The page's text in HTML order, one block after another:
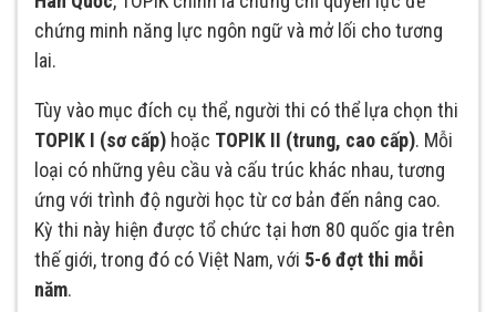
chứng minh năng lực ngôn ngữ và mở lối cho tương
lai.
Tùy vào mục đích cụ thể, người thi có thể lựa chọn thi
TOPIK I (sơ cấp) hoặc TOPIK II (trung, cao cấp). Mỗi
loại có những yêu cầu và cấu trúc khác nhau, tương
ứng với trình độ người học từ cơ bản đến nâng cao.
Kỳ thi này hiện được tổ chức tại hơn 80 quốc gia trên
thế giới, trong đó có Việt Nam, với 5-6 đợt thi mỗi
năm.